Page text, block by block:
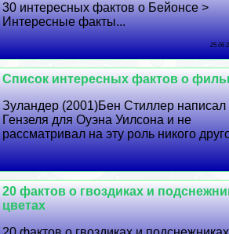
30 интересных фактов о Бейонсе >
Интересные факты...
25 06
Список интересных фактов о
Зуландер (2001)Бен Стиллер написал
Гензеля для Оуэна Уилсона и не
рассматривал на эту роль никого
20 фактов о гвоздиках и
цветах